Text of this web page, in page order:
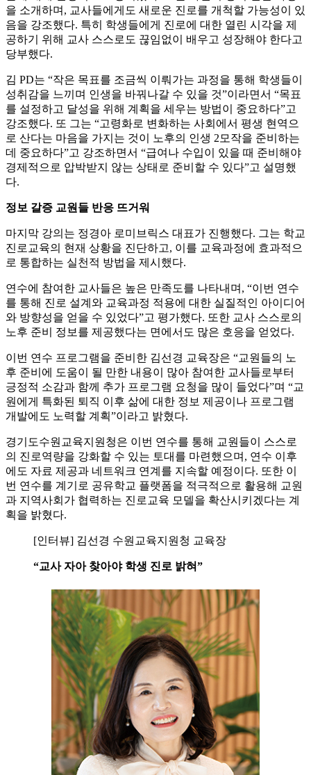
을 소개하며, 교사들에게도 새로운 진로를 개척할 가능성이 있
음을 강조했다. 특히 학생들에게 진로에 대한 열린 시각을 제
공하기 위해 교사 스스로도 끊임없이 배우고 성장해야 한다고
당부했다.
김 PD는 “작은 목표를 조금씩 이뤄가는 과정을 통해 학생들이
성취감을 느끼며 인생을 바꿔나갈 수 있을 것”이라면서 “목표
를 설정하고 달성을 위해 계획을 세우는 방법이 중요하다”고
강조했다. 또 그는 “고령화로 변화하는 사회에서 평생 현역으
로 산다는 마음을 가지는 것이 노후의 인생 2모작을 준비하는
데 중요하다”고 강조하면서 “급여나 수입이 있을 때 준비해야
경제적으로 압박받지 않는 상태로 준비할 수 있다”고 설명했
다.
정보 갈증 교원들 반응 뜨거워
마지막 강의는 정경아 로미브릭스 대표가 진행했다. 그는 학교
진로교육의 현재 상황을 진단하고, 이를 교육과정에 효과적으
로 통합하는 실천적 방법을 제시했다.
연수에 참여한 교사들은 높은 만족도를 나타내며, “이번 연수
를 통해 진로 설계와 교육과정 적용에 대한 실질적인 아이디어
와 방향성을 얻을 수 있었다”고 평가했다. 또한 교사 스스로의
노후 준비 정보를 제공했다는 면에서도 많은 호응을 얻었다.
이번 연수 프로그램을 준비한 김선경 교육장은 “교원들의 노
후 준비에 도움이 될 만한 내용이 많아 참여한 교사들로부터
긍정적 소감과 함께 추가 프로그램 요청을 많이 들었다”며 “교
원에게 특화된 퇴직 이후 삶에 대한 정보 제공이나 프로그램
개발에도 노력할 계획”이라고 밝혔다.
경기도수원교육지원청은 이번 연수를 통해 교원들이 스스로
의 진로역량을 강화할 수 있는 토대를 마련했으며, 연수 이후
에도 자료 제공과 네트워크 연계를 지속할 예정이다. 또한 이
번 연수를 계기로 공유학교 플랫폼을 적극적으로 활용해 교원
과 지역사회가 협력하는 진로교육 모델을 확산시키겠다는 계
획을 밝혔다.
[인터뷰] 김선경 수원교육지원청 교육장
“교사 자아 찾아야 학생 진로 밝혀”